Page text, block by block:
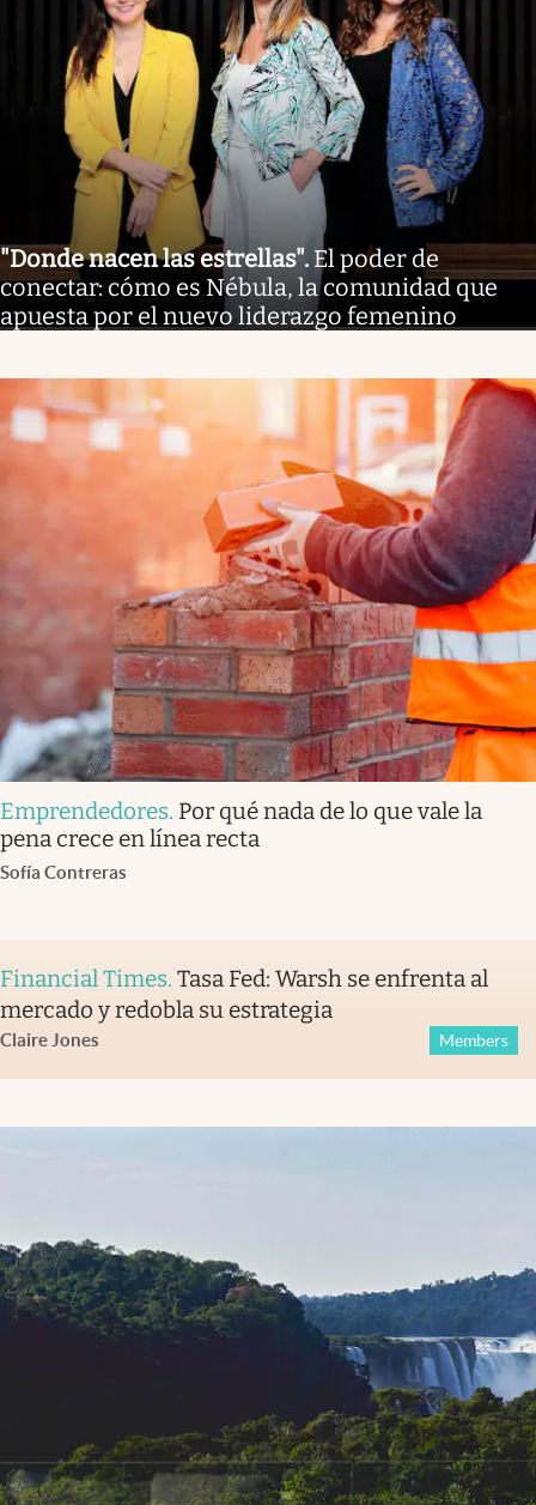
"Donde nacen las estrellas". El poder de
conectar: cómo es Nébula, la comunidad que
apuesta por el nuevo liderazgo femenino
Emprendedores. Por qué nada de lo que vale la
pena crece en línea recta
Sofía Contreras
Financial Times. Tasa Fed: Warsh se enfrenta al
mercado y redobla su estrategia
Claire Jones Members